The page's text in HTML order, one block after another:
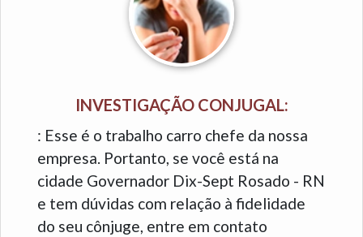
INVESTIGAÇÃO CONJUGAL:
: Esse é o trabalho carro chefe da nossa
empresa. Portanto, se você está na
cidade Governador Dix-Sept Rosado - RN
e tem dúvidas com relação à fidelidade
do seu cônjuge, entre em contato